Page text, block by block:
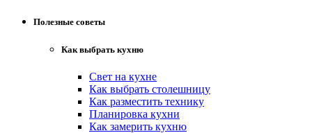
Полезные советы
Как выбрать кухню
Свет на кухне
Как выбрать столешницу
Как разместить технику
Планировка кухни
Как замерить кухню